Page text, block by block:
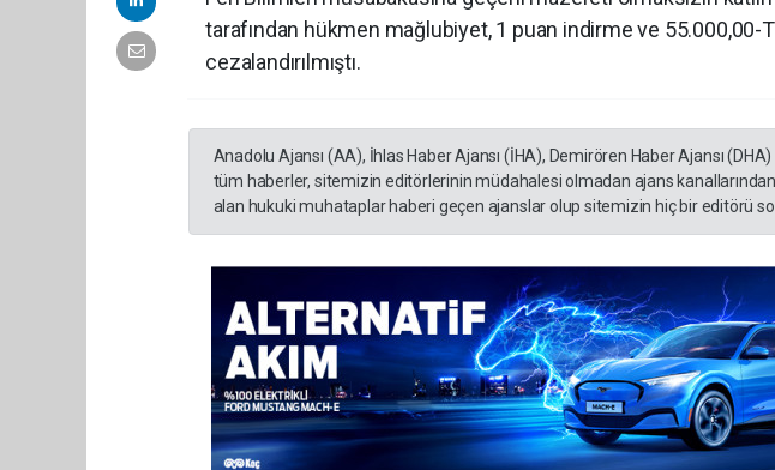
tarafından hükmen mağlubiyet, 1 puan indirme ve 55.000,00-
cezalandırılmıştı.
Anadolu Ajansı (AA), İhlas Haber Ajansı (İHA), Demirören Haber Ajansı
tüm haberler, sitemizin editörlerinin müdahalesi olmadan ajans
alan hukuki muhataplar haberi geçen ajanslar olup sitemizin hiç bir editörü